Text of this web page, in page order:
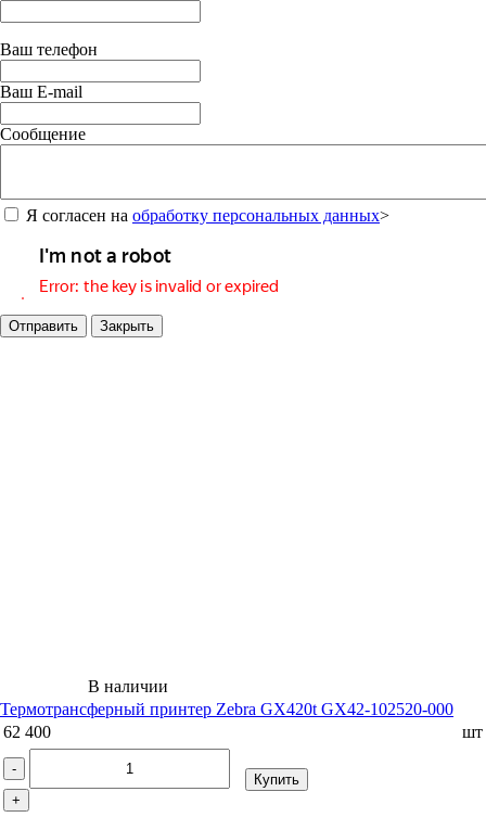
Ваш телефон
Ваш E-mail
Сообщение
Я согласен на обработку персональных данных>
Отправить Закрыть
В наличии
Термотрансферный принтер Zebra GX420t GX42-102520-000
62 400
шт
-
+
Купить